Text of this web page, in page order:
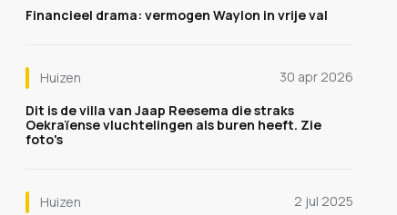
Financieel drama: vermogen Waylon in vrije val
Huizen
30 apr 2026
Dit is de villa van Jaap Reesema die straks
Oekraïense vluchtelingen als buren heeft. Zie
foto's
Huizen
2 jul 2025